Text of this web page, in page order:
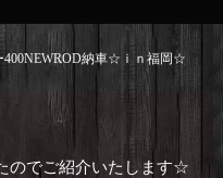
400NEWROD納車☆ｉｎ福岡☆
のでご紹介いたします☆